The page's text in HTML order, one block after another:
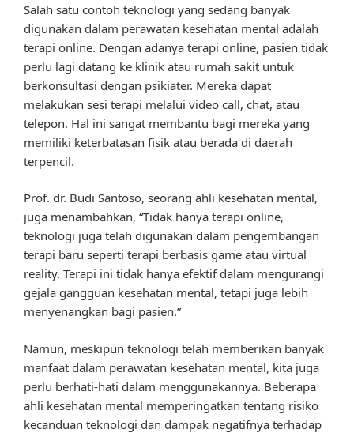
Salah satu contoh teknologi yang sedang banyak
digunakan dalam perawatan kesehatan mental adalah
terapi online. Dengan adanya terapi online, pasien tidak
perlu lagi datang ke klinik atau rumah sakit untuk
berkonsultasi dengan psikiater. Mereka dapat
melakukan sesi terapi melalui video call, chat, atau
telepon. Hal ini sangat membantu bagi mereka yang
memiliki keterbatasan fisik atau berada di daerah
terpencil.
Prof. dr. Budi Santoso, seorang ahli kesehatan mental,
juga menambahkan, “Tidak hanya terapi online,
teknologi juga telah digunakan dalam pengembangan
terapi baru seperti terapi berbasis game atau virtual
reality. Terapi ini tidak hanya efektif dalam mengurangi
gejala gangguan kesehatan mental, tetapi juga lebih
menyenangkan bagi pasien.”
Namun, meskipun teknologi telah memberikan banyak
manfaat dalam perawatan kesehatan mental, kita juga
perlu berhati-hati dalam menggunakannya. Beberapa
ahli kesehatan mental memperingatkan tentang risiko
kecanduan teknologi dan dampak negatifnya terhadap